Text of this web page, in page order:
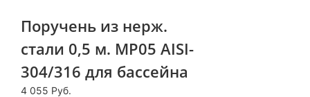
Поручень из нерж.
стали 0,5 м. MP05 AISI-
304/316 для бассейна
4 055 Руб.